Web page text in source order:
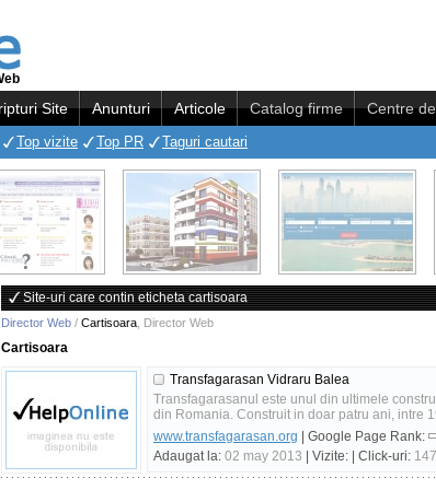
Site Anunturi Articole Catalog firme Centre
Top vizite Top PR Taguri cautari
Site-uri care contin eticheta cartisoara
Director Web / Cartisoara Director Web
Cartisoara
Transfagarasan Vidraru Balea
Transfagarasanul este unul din ultimele
din Romania. Construit in doar patru ani, intre
www.transfagarasan.org | Google Page Rank:
Adaugat la: 02 may 2013 | Vizite: | Click-uri: